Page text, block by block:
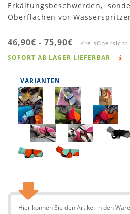
Erkältungsbeschwerden,
Oberflächen vor
46,90€ - 75,90€ Preisübersicht
SOFORT AB LAGER LIEFERBAR
VARIANTEN
Hier können Sie den Artikel in den